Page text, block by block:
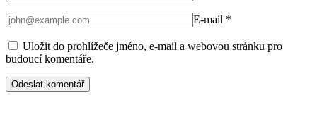
E-mail *
Uložit do prohlížeče jméno, e-mail a webovou stránku pro
budoucí komentáře.